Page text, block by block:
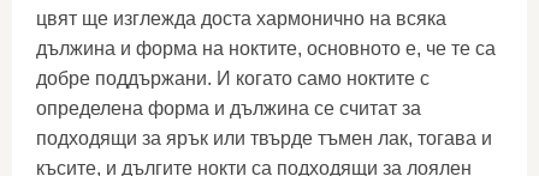
цвят ще изглежда доста хармонично на всяка
дължина и форма на ноктите, основното е, че те са
добре поддържани. И когато само ноктите с
определена форма и дължина се считат за
подходящи за ярък или твърде тъмен лак, тогава и
късите, и дългите нокти са подходящи за лоялен